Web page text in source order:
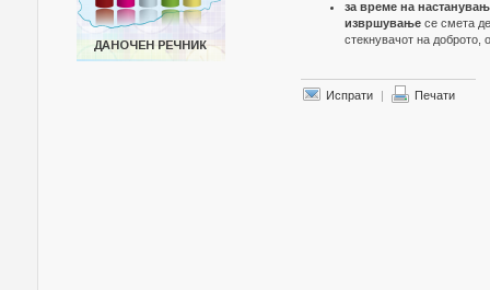
за време на
извршување се смета
стекнувачот на доброто,
Испрати | Печати